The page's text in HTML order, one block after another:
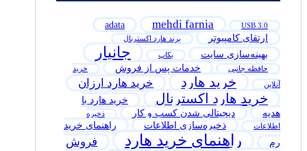
adata mehdi farnia USB 3.0
ارتقای کامپیوتر برند هارد اکسترنال
بهینه‌سازی سایت بکاپ جانیار
حافظه جانبی خدمات پس از فروش خرید
آنلاین خرید هارد خرید هارد ارزان
خرید هارد اکسترنال
خرید هارد با
هدیه
دیجیتالی شدن کسب و کار
ذخیره
اطلاعات
ذخیره‌سازی اطلاعات
راهنمای خرید
رم
راهنمای خرید هارد
فروش